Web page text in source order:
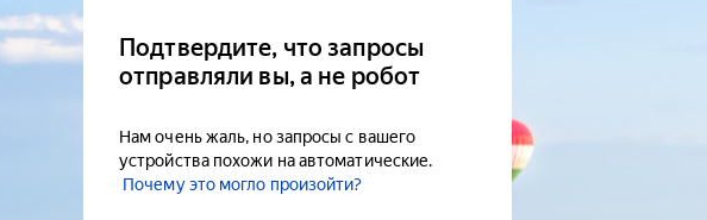
Подтвердите, что запросы
отправляли вы, а не робот
Нам очень жаль, но запросы с вашего
устройства похожи на автоматические.
Почему это могло произойти?